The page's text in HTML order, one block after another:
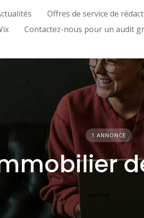
Offres de service de
Contactez-nous pour un audit
1 ANNONCE